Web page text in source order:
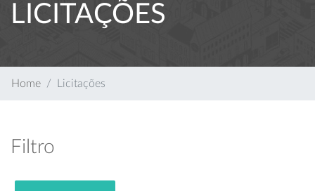
LICITAÇÕES
Home Licitações
Filtro